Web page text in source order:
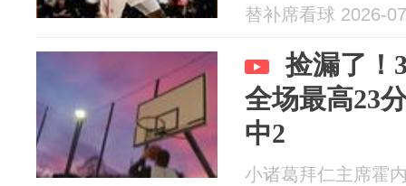
替补席看球 2026-
捡漏了！
全场最高23
中2
小诸葛拜仁主席霍